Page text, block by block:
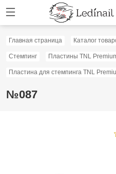
Главная страница Каталог
Стемпинг Пластины TNL
Пластина для стемпинга TNL
№087